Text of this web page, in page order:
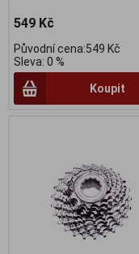
549 Kč
Původní cena:549 Kč
Sleva: 0 %
Koupit